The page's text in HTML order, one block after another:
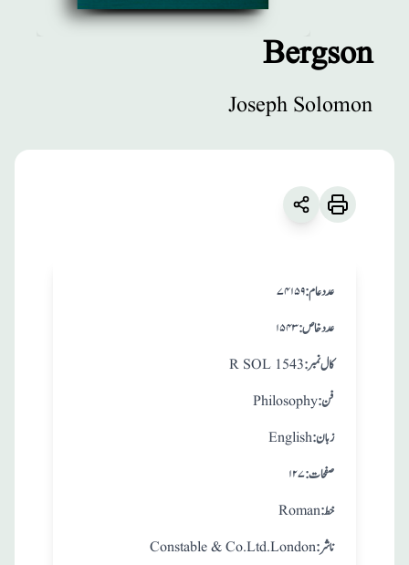
Bergson
Joseph Solomon
۷۴۱۵۹:عدد عام
۱۵۴۳:عدد خاص
R SOL 1543 :کال نمبر
Philosophy :فن
English:زبان
۱۲۷:صفحات
Roman:خط
Constable & Co.Ltd.London :ناشر